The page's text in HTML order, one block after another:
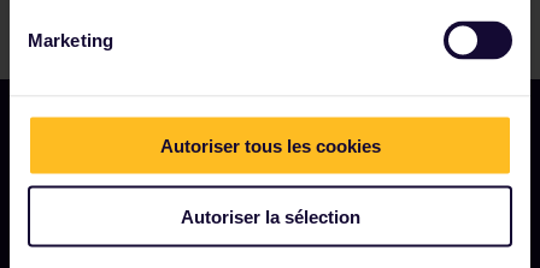
Marketing
Autoriser tous les cookies
Autoriser la sélection
Notre profil